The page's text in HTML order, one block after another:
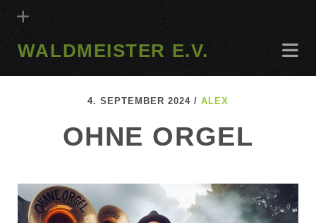
WALDMEISTER E.V.
4. SEPTEMBER 2024 /ALEX
OHNE ORGEL